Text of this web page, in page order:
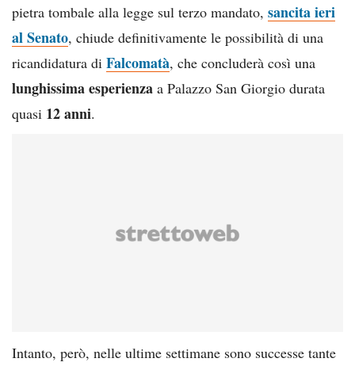
pietra tombale alla legge sul terzo mandato, sancita ieri
al Senato, chiude definitivamente le possibilità di una
ricandidatura di Falcomatà, che concluderà così una
lunghissima esperienza a Palazzo San Giorgio durata
quasi 12 anni.
Intanto, però, nelle ultime settimane sono successe tante